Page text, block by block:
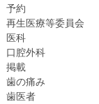
予約
再生医療等委員会
医科
口腔外科
掲載
歯の痛み
歯医者